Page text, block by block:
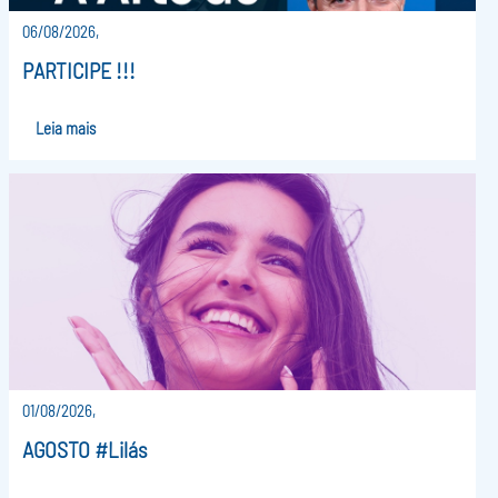
06/08/2026,
PARTICIPE !!!
Leia mais
01/08/2026,
AGOSTO #Lilás